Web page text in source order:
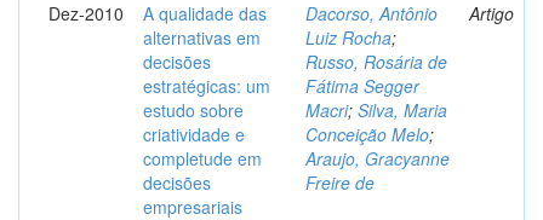
Dez-2010
A qualidade das
alternativas em
decisões
estratégicas: um
estudo sobre
criatividade e
completude em
decisões
empresariais
Dacorso, Antônio
Luiz Rocha;
Russo, Rosária de
Fátima Segger
Macri; Silva, Maria
Conceição Melo;
Araujo, Gracyanne
Freire de
Artigo